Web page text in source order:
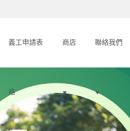
義工申請表
格
商店 聯絡我們